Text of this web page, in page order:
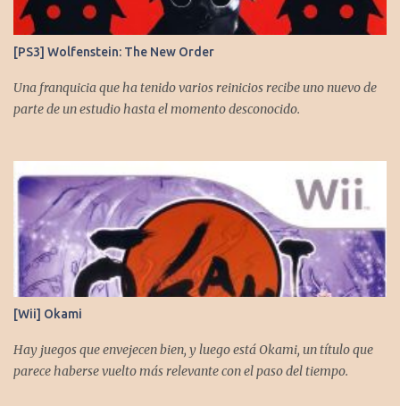
[PS3] Wolfenstein: The New Order
Una franquicia que ha tenido varios reinicios recibe uno nuevo de
parte de un estudio hasta el momento desconocido.
[Wii] Okami
Hay juegos que envejecen bien, y luego está Okami, un título que
parece haberse vuelto más relevante con el paso del tiempo.